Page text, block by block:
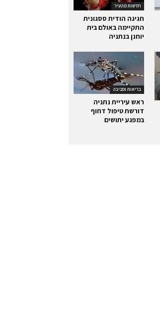
חדשות מהעיר
חגיגה הודית ססגונית
התקיימה באולם בית
יוחנן בנתניה
בריאות וסביבה
ראש עיריית נתניה
דורשת טיפול דחוף
במפגע יתושים